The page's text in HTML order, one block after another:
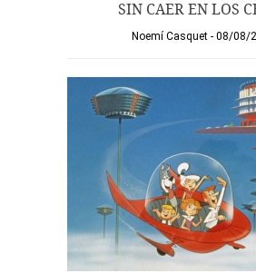
SIN CAER EN LOS
Noemí Casquet 08/08/